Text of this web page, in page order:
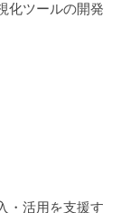
化ツールの開発
・活用を支援す